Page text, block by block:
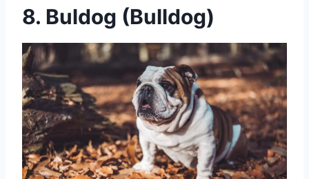
8. Buldog (Bulldog)